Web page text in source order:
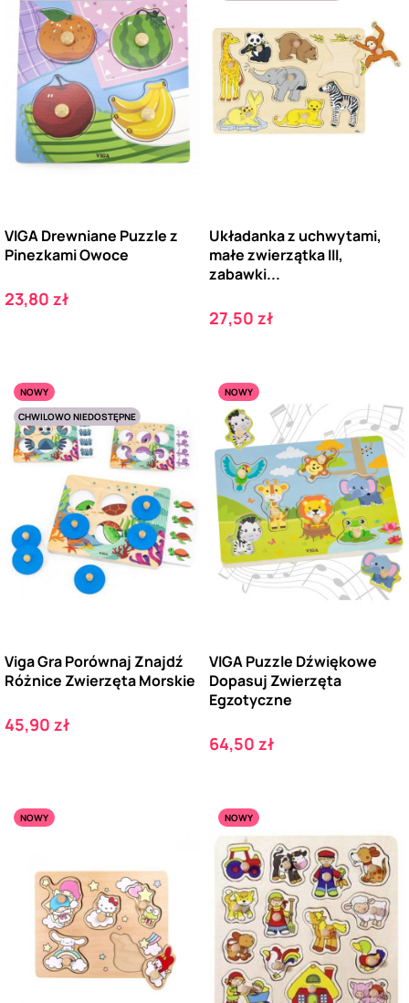
VIGA Drewniane Puzzle z
Pinezkami Owoce
Cena
23,80 zł
Układanka z uchwytami,
małe zwierzątka III,
zabawki...
Cena
27,50 zł
NOWY
CHWILOWO NIEDOSTĘPNE
Viga Gra Porównaj Znajdź
Różnice Zwierzęta Morskie
Cena
45,90 zł
NOWY
VIGA Puzzle Dźwiękowe
Dopasuj Zwierzęta
Egzotyczne
Cena
64,50 zł
NOWY NOWY